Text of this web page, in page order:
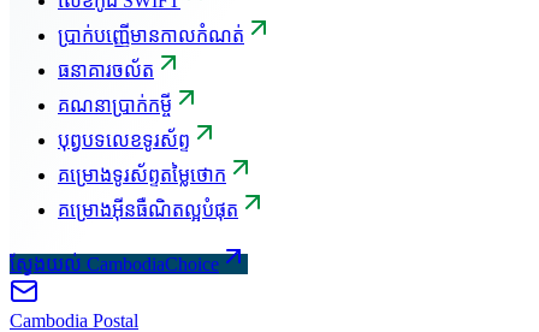
ប្រាក់បញ្ញើមានកាលកំណត់
ធនាគារចល័ត
គណនាប្រាក់កម្ចី
បុព្វបទលេខទូរស័ព្ទ
គម្រោងទូរស័ព្ទតម្លៃថោក
គម្រោងអ៊ីនធឺណិតល្អបំផុត
ស្វែងយល់ CambodiaChoice
Cambodia Postal